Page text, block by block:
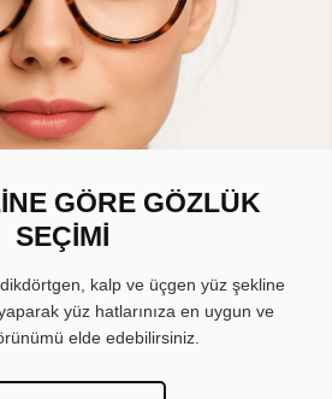
GÖRE GÖZLÜK
SEÇİMİ
kalp ve üçgen yüz şekline
yüz hatlarınıza en uygun ve
elde edebilirsiniz.